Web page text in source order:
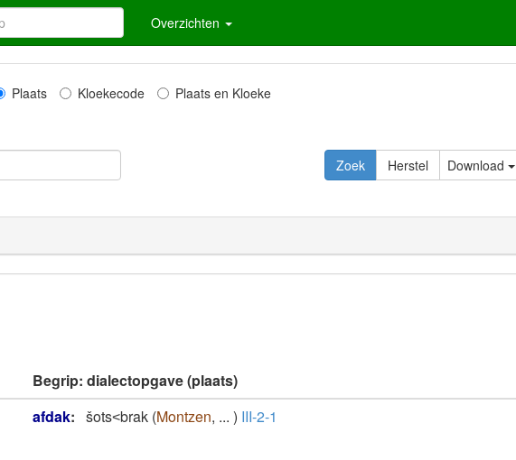
Overzichten
Plaats Kloekecode Plaats en Kloeke
Download
Begrip: dialectopgave (plaats)
afdak: šots˂brak (Montzen, ... ) III-2-1